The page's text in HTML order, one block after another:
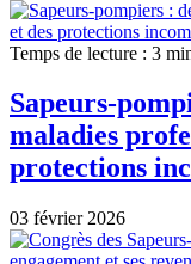
Temps de lecture : 3
Sapeurs-
maladies
protections
03 février 2026